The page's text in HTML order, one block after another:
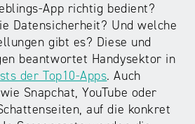
App richtig bedient?
Datensicherheit? Und welche
gibt es? Diese und
beantwortet Handysektor in
der Top10-Apps. Auch
Snapchat, YouTube oder
auf die konkret